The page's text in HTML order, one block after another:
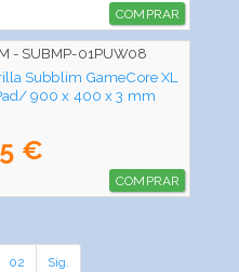
COMPRAR
- SUBMP-01PUW08
Subblim GameCore XL
900 x 400 x 3 mm
€
COMPRAR
02 Sig.